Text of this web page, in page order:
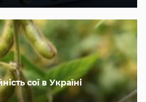
сої в Україні